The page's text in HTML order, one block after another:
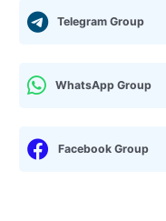
Telegram Group
WhatsApp Group
Facebook Group